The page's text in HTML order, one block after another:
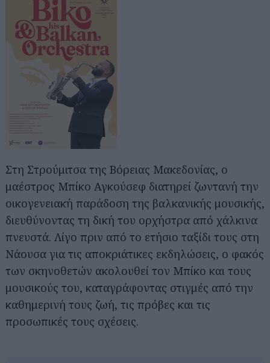
Στη Στρούμιτσα της Βόρειας Μακεδονίας, ο
μαέστρος Μπίκο Αγκούσεφ διατηρεί ζωντανή την
οικογενειακή παράδοση της βαλκανικής μουσικής,
διευθύνοντας τη δική του ορχήστρα από χάλκινα
πνευστά. Λίγο πριν από το ετήσιο ταξίδι τους στη
Νάουσα για τις αποκριάτικες εκδηλώσεις, ο φακός
των σκηνοθετών ακολουθεί τον Μπίκο και τους
μουσικούς του, καταγράφοντας στιγμές από την
καθημερινή τους ζωή, τις πρόβες και τις
προσωπικές τους σχέσεις.